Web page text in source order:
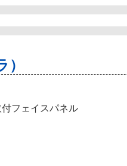
フェイスパネル